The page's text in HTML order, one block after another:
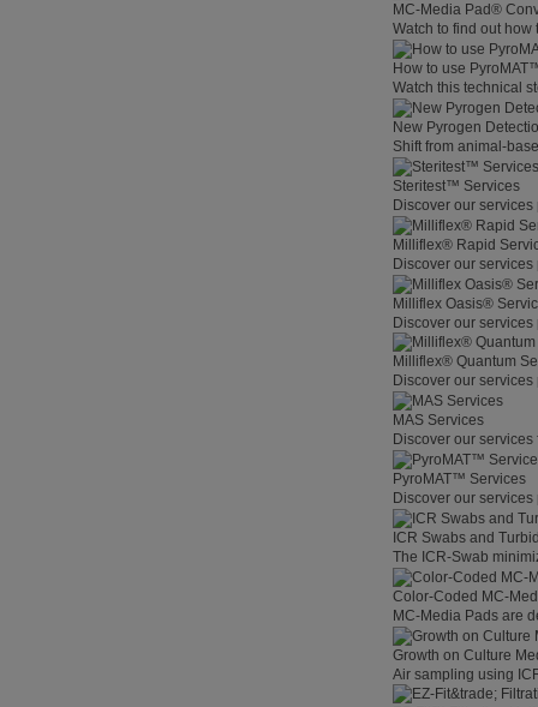
MC-Media Pad®
Watch to find out
How to use
Watch this technical
New Pyrogen
Shift from animal-
Steritest™ Services
Discover our
Milliflex® Rapid
Discover our
Milliflex Oasis®
Discover our
Milliflex® Quantum
Discover our
MAS Services
Discover our
PyroMAT™ Services
Discover our
ICR Swabs and
The ICR-Swab
Color-Coded MC-
MC-Media Pads are
Growth on Culture
Air sampling using